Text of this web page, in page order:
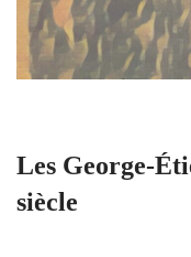
Les George-
siècle